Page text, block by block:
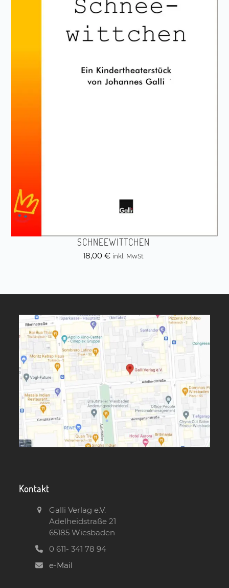
SCHNEEWITTCHEN
18,00 € inkl. MwSt
Kontakt
Galli Verlag e.V.
Adelheidstraße 21
65185 Wiesbaden
0 611- 341 78 94
e-Mail